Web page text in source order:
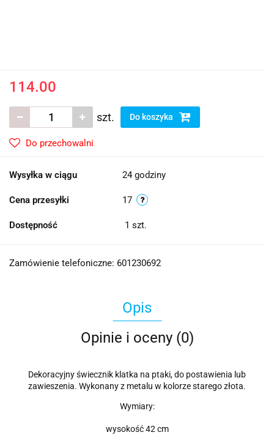
114.00
szt. Do koszyka
Do przechowalni
Wysyłka w ciągu 24 godziny
Cena przesyłki 17
Dostępność 1 szt.
Zamówienie telefoniczne: 601230692
Opis
Opinie i oceny (0)
Dekoracyjny świecznik klatka na ptaki, do postawienia lub
zawieszenia. Wykonany z metalu w kolorze starego złota.
Wymiary:
wysokość 42 cm